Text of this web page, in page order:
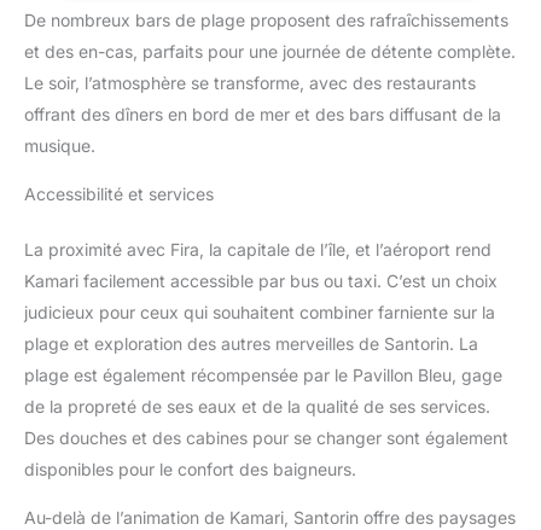
manipulations brusques des
enfants et les baignades
fréquentes en mer. Plongez plus
profond, nagez plus loin. ☀️
moteur pour kayak gonflable
batterie longue durée (10
autonomie étendue (40 à 130
excursions de snorkeling, jeux
en piscine en famille ou
exploration côtière. Une charge
un jeu ininterrompu pour les
enfants et de longs moments de
détente pour les adultes.
Explorez plus loin, jouez plus
longtemps.
【Capacité De Charge De 220
Kg Pour Une Navigation En
Plateforme Gonflable Élargie Et
Améliorent L'équilibre, La
Confortable Sur Des Eaux
Calmes. ☀【Conception
Modulaire Et Portable Pour Une
Détachable Et La Plateforme
Gonflable Dégonflable Facilitent
Son Transport Pour Les Sorties
À La Plage, Les Séjours Au Bord
D'un Lac, Le Camping Et La
Location Saisonnière. Le
Minutes Avec La Pompe Incluse,
Environ 10 Minutes, Ce Qui
Passer Moins De Temps À
peut être rangé dans une valise pour une utilisation pratique
n'êtes pas satisfait à 100 % de nos produits, ou si vous n'êtes
pas satisfait de nos produits, veuillez contacter immédiatement
notre service client.
De nombreux bars de plage proposent des rafraîchissements
et des en-cas, parfaits pour une journée de détente complète.
Le soir, l’atmosphère se transforme, avec des restaurants
offrant des dîners en bord de mer et des bars diffusant de la
musique.
Accessibilité et services
La proximité avec Fira, la capitale de l’île, et l’aéroport rend
Kamari facilement accessible par bus ou taxi. C’est un choix
judicieux pour ceux qui souhaitent combiner farniente sur la
plage et exploration des autres merveilles de Santorin. La
plage est également récompensée par le Pavillon Bleu, gage
de la propreté de ses eaux et de la qualité de ses services.
Des douches et des cabines pour se changer sont également
disponibles pour le confort des baigneurs.
Au-delà de l’animation de Kamari, Santorin offre des paysages